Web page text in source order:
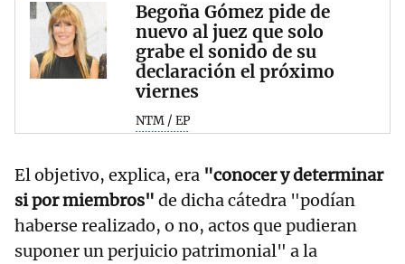
Begoña Gómez pide de
nuevo al juez que solo
grabe el sonido de su
declaración el próximo
viernes
NTM / EP
El objetivo, explica, era "conocer y determinar
si por miembros" de dicha cátedra "podían
haberse realizado, o no, actos que pudieran
suponer un perjuicio patrimonial" a la